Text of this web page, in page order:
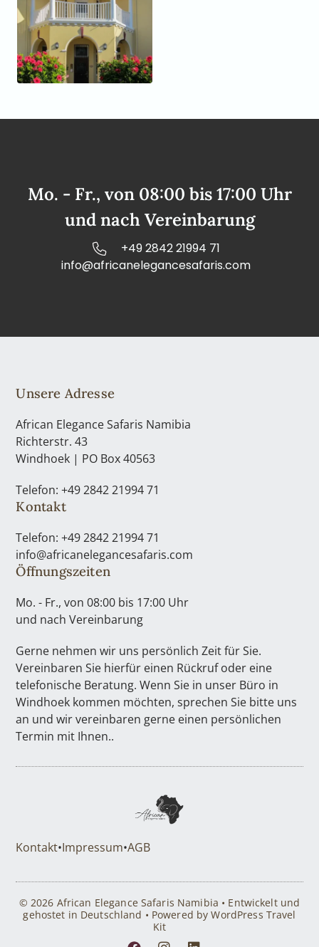
Mo. - Fr., von 08:00 bis 17:00 Uhr
und nach Vereinbarung
+49 2842 21994 71
info@africanelegancesafaris.com
Unsere Adresse
African Elegance Safaris Namibia
Richterstr. 43
Windhoek | PO Box 40563
Telefon: +49 2842 21994 71
Kontakt
Telefon: +49 2842 21994 71
info@africanelegancesafaris.com
Öffnungszeiten
Mo. - Fr., von 08:00 bis 17:00 Uhr
und nach Vereinbarung
Gerne nehmen wir uns persönlich Zeit für Sie.
Vereinbaren Sie hierfür einen Rückruf oder eine
telefonische Beratung. Wenn Sie in unser Büro in
Windhoek kommen möchten, sprechen Sie bitte uns
an und wir vereinbaren gerne einen persönlichen
Termin mit Ihnen..
Kontakt•Impressum•AGB
© 2026 African Elegance Safaris Namibia • Entwickelt und
gehostet in Deutschland • Powered by WordPress Travel
Kit